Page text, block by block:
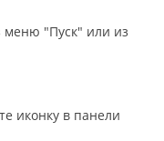
меню "Пуск" или из
иконку в панели